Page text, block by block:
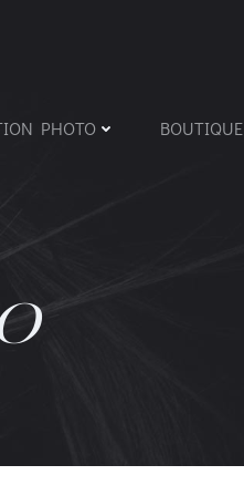
PHOTO BOUTIQUE